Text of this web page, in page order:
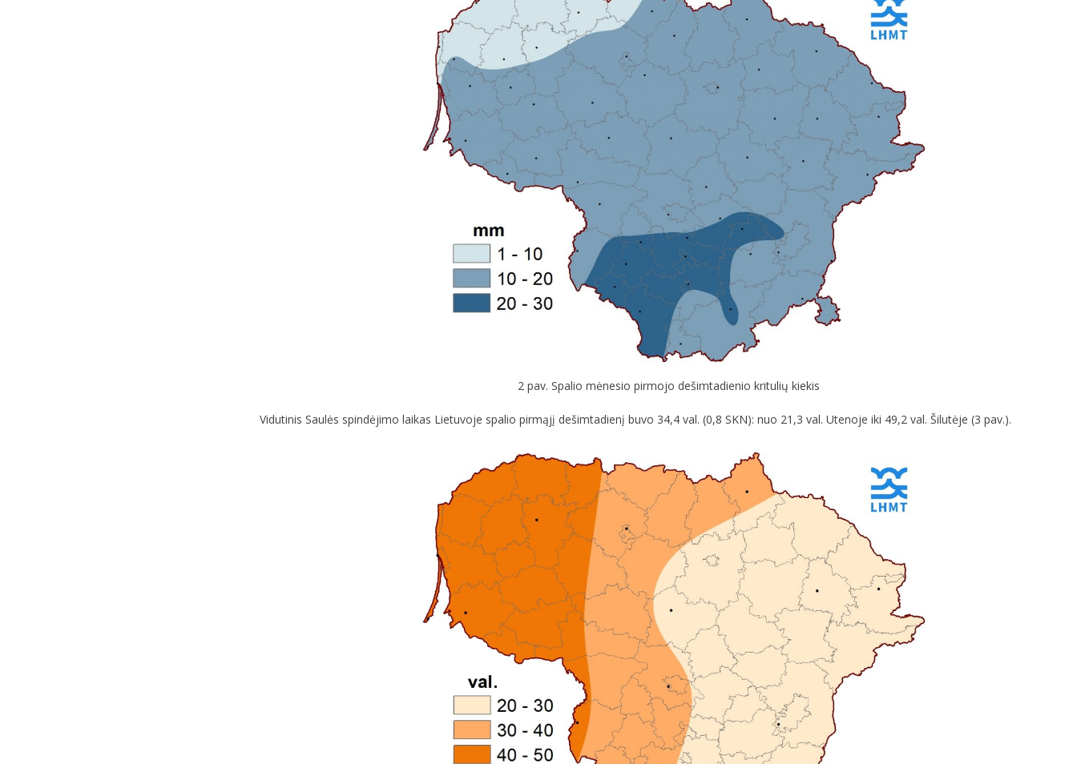
2 pav. Spalio mėnesio pirmojo dešimtadienio kritulių kiekis
Vidutinis Saulės spindėjimo laikas Lietuvoje spalio pirmąjį dešimtadienį buvo 34,4 val. (0,8 SKN): nuo 21,3 val. Utenoje iki 49,2 val. Šilutėje (3 pav.).